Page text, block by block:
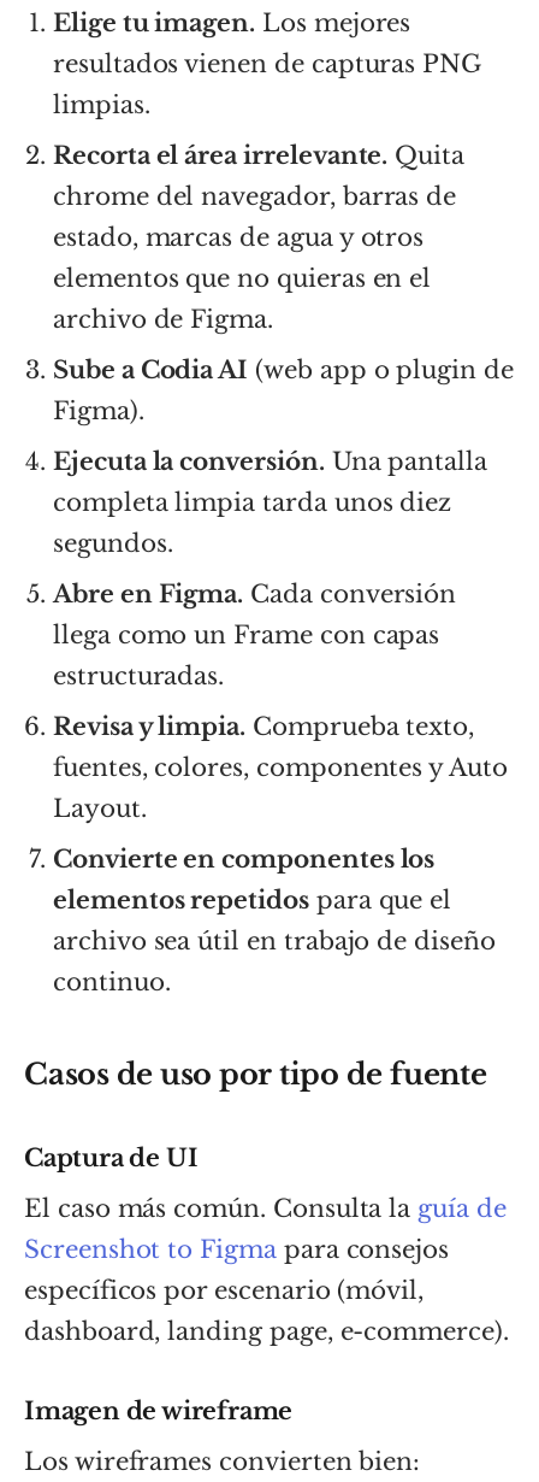
Elige tu imagen. Los mejores
resultados vienen de capturas PNG
limpias.
Recorta el área irrelevante. Quita
chrome del navegador, barras de
estado, marcas de agua y otros
elementos que no quieras en el
archivo de Figma.
Sube a Codia AI (web app o plugin de
Figma).
Ejecuta la conversión. Una pantalla
completa limpia tarda unos diez
segundos.
Abre en Figma. Cada conversión
llega como un Frame con capas
estructuradas.
Revisa y limpia. Comprueba texto,
fuentes, colores, componentes y Auto
Layout.
Convierte en componentes los
elementos repetidospara que el
archivo sea útil en trabajo de diseño
continuo.
Casos de uso por tipo de fuente
Captura de UI
El caso más común. Consulta la guía de
Screenshot to Figma para consejos
específicos por escenario (móvil,
dashboard, landing page, e-commerce).
Imagen de wireframe
Los wireframes convierten bien: